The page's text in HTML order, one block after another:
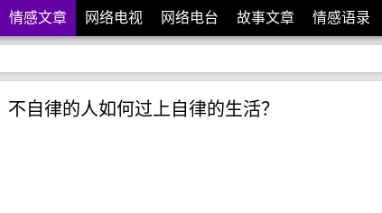
情感文章 网络电视 网络电台 故事文章 情感语录
不自律的人如何过上自律的生活？